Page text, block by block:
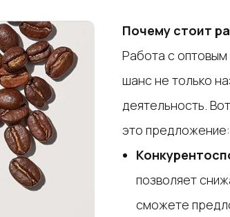
Почему стоит
Работа с
шанс не только
деятельность.
это предложение:
позволяет
сможете